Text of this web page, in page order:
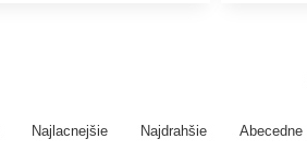
Najlacnejšie Najdrahšie Abecedne